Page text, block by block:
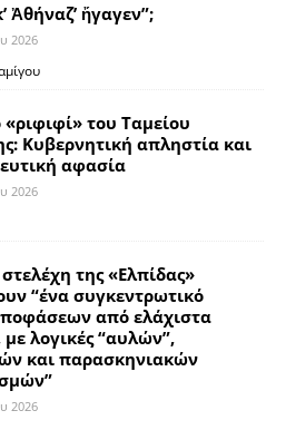
Ἀθήναζ’ ἤγαγεν”;
2026
του Ταμείου
Κυβερνητική απληστία και
αφασία
2026
της «Ελπίδας»
“ένα συγκεντρωτικό
από ελάχιστα
λογικές “αυλών”,
και παρασκηνιακών
2026